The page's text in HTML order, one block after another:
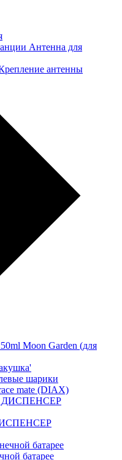
Антенна для
антенны
Moon Garden (для
шарики
mate (DIAX)
батарее